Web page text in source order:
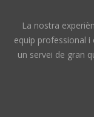
La nostra
equip professional
un servei de gran